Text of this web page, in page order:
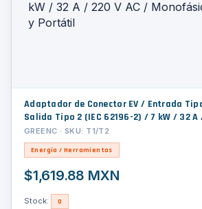
Adaptador de Conector EV / Entrada
Salida Tipo 2 (IEC 62196-2) / 7 kW / 32 A
Monofásico / Compacto y Portátil
GREENC · SKU: T1/T2
Energía / Herramientas
$1,619.88 MXN
Stock: 0